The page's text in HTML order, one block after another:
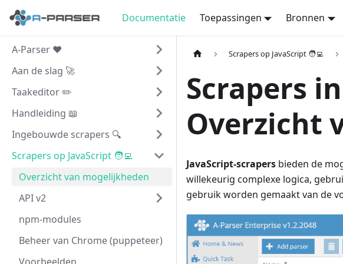
Documentatie Toepassingen Bronnen
A-Parser ❤️
Aan de slag 🚀
Taakeditor ✏️
Handleiding 📖
Ingebouwde scrapers 🔍
Scrapers op JavaScript 🧑‍💻
Overzicht van mogelijkheden
API v2
npm-modules
Beheer van Chrome (puppeteer)
Scrapers op JavaScript 🧑‍💻
Scrapers
Overzicht
JavaScript-scrapers bieden de
willekeurig complexe logica,
gebruik worden gemaakt van de